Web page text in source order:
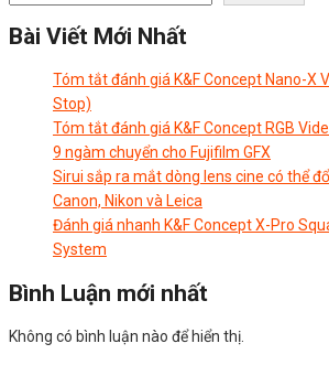
Bài Viết Mới Nhất
Tóm tắt đánh giá K&F Concept Nano-X
Stop)
Tóm tắt đánh giá K&F Concept RGB
9 ngàm chuyển cho Fujifilm GFX
Sirui sắp ra mắt dòng lens cine có thể
Canon, Nikon và Leica
Đánh giá nhanh K&F Concept X-Pro
System
Bình Luận mới nhất
Không có bình luận nào để hiển thị.